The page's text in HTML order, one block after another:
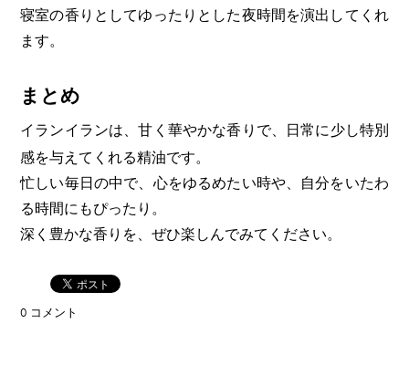
寝室の香りとしてゆったりとした夜時間を演出してくれ
ます。
まとめ
イランイランは、甘く華やかな香りで、日常に少し特別
感を与えてくれる精油です。
忙しい毎日の中で、心をゆるめたい時や、自分をいたわ
る時間にもぴったり。
深く豊かな香りを、ぜひ楽しんでみてください。
0 コメント